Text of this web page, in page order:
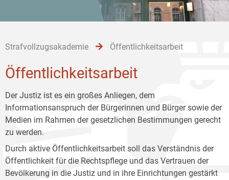
Strafvollzugsakademie Öffentlichkeitsarbeit
Öffentlichkeitsarbeit
Der Justiz ist es ein großes Anliegen, dem
Informationsanspruch der Bürgerinnen und Bürger sowie der
Medien im Rahmen der gesetzlichen Bestimmungen gerecht
zu werden.
Durch aktive Öffentlichkeitsarbeit soll das Verständnis der
Öffentlichkeit für die Rechtspflege und das Vertrauen der
Bevölkerung in die Justiz und in ihre Einrichtungen gestärkt